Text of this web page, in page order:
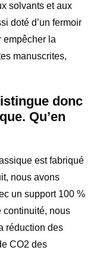
solvants et aux
doté d’un fermoir
empêcher la
manuscrites,
donc
Qu’en
est fabriqué
nous avons
un support 100 %
continuité, nous
réduction des
CO2 des